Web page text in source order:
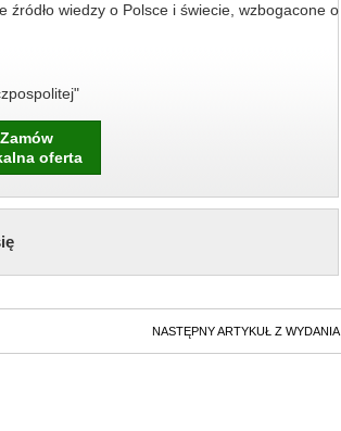
źródło wiedzy o Polsce i świecie, wzbogacone o
Zamów
oferta
NASTĘPNY ARTYKUŁ Z WYDANIA